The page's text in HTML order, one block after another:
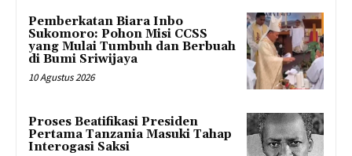
Pemberkatan Biara Inbo
Sukomoro: Pohon Misi CCSS
yang Mulai Tumbuh dan Berbuah
di Bumi Sriwijaya
10 Agustus 2026
Proses Beatifikasi Presiden
Pertama Tanzania Masuki Tahap
Interogasi Saksi